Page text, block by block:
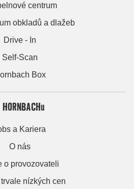
centrum
obkladů a dlažeb
Drive - In
Self-Scan
Box
a Kariera
O nás
o provozovateli
nízkých cen